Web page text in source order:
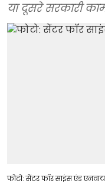
या दूसरे सरकारी
फोटो: सेंटर फॉर साइंस एंड